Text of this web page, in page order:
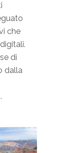
che
di
dalla